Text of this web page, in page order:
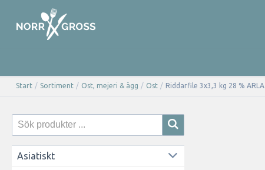
Start / Sortiment / Ost, mejeri & ägg / Ost / Riddarfile 3x3,3 kg 28 % ARLA
Asiatiskt